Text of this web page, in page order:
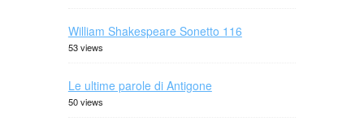
William Shakespeare Sonetto 116
53 views
Le ultime parole di Antigone
50 views